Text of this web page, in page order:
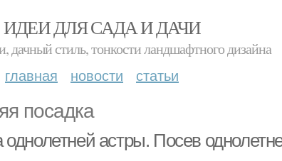
ИДЕИ ДЛЯ САДА И ДАЧИ
дачный стиль, тонкости ландшафтного дизайна
главная новости статьи
посадка
однолетней астры. Посев